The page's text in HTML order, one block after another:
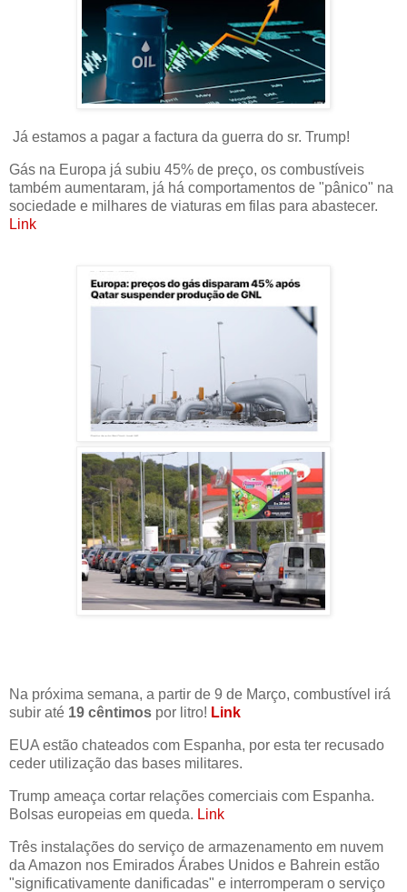
Já estamos a pagar a factura da guerra do sr. Trump!
Gás na Europa já subiu 45% de preço, os combustíveis
também aumentaram, já há comportamentos de "pânico" na
sociedade e milhares de viaturas em filas para abastecer.
Link
Na próxima semana, a partir de 9 de Março, combustível irá
subir até 19 cêntimos por litro! Link
EUA estão chateados com Espanha, por esta ter recusado
ceder utilização das bases militares.
Trump ameaça cortar relações comerciais com Espanha.
Bolsas europeias em queda. Link
Três instalações do serviço de armazenamento em nuvem
da Amazon nos Emirados Árabes Unidos e Bahrein estão
"significativamente danificadas" e interromperam o serviço